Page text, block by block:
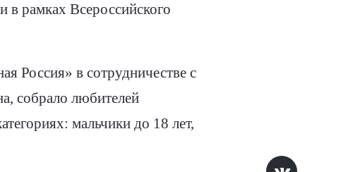
рамках Всероссийского
Россия» в сотрудничестве с
собрало любителей
мальчики до 18 лет,